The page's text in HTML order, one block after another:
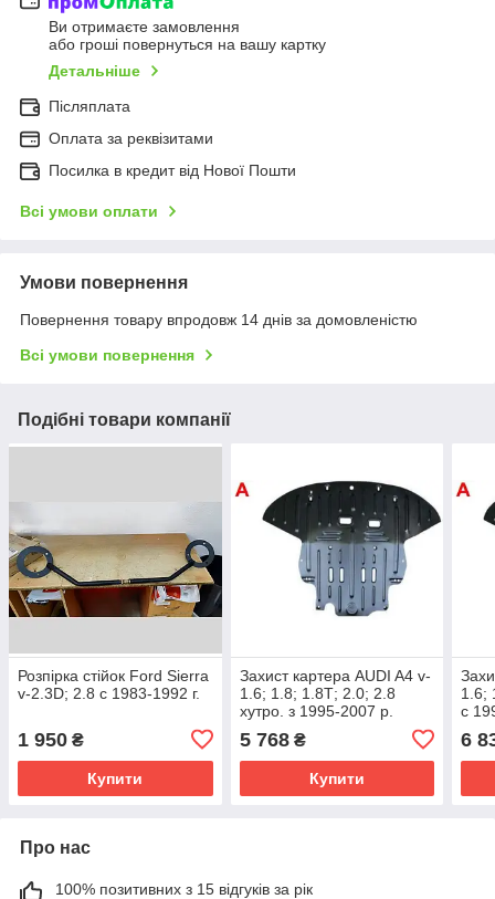
Ви отримаєте замовлення
або гроші повернуться на вашу картку
Детальніше
Післяплата
Оплата за реквізитами
Посилка в кредит від Нової Пошти
Всі умови оплати
Умови повернення
Повернення товару впродовж 14 днів за домовленістю
Всі умови повернення
Подібні товари компанії
Розпірка стійок Ford Sierra
v-2.3D; 2.8 с 1983-1992 г.
1 950 ₴
Купити
Захист картера AUDI A4 v-
1.6; 1.8; 1.8Т; 2.0; 2.8
хутро. з 1995-2007 р.
5 768₴
Купити
1.6;
с
6
Про нас
100% позитивних з 15 відгуків за рік